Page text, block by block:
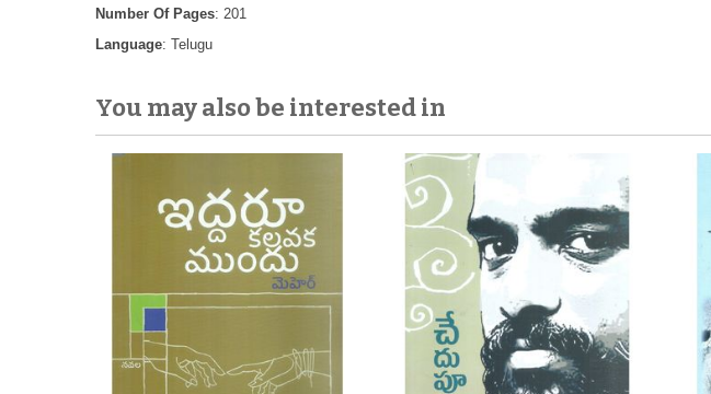
Number Of Pages: 201
Language: Telugu
You may also be interested in